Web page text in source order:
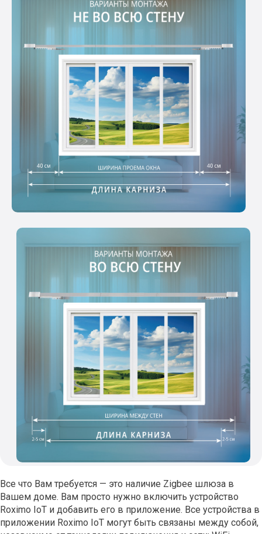
Все что Вам требуется — это наличие Zigbee шлюза в
Вашем доме. Вам просто нужно включить устройство
Roximo IoT и добавить его в приложение. Все устройства в
приложении Roximo IoT могут быть связаны между собой,